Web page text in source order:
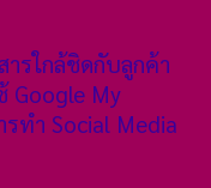
ารใกล้ชิดกับลูกค้า
Google My
ทำ Social Media